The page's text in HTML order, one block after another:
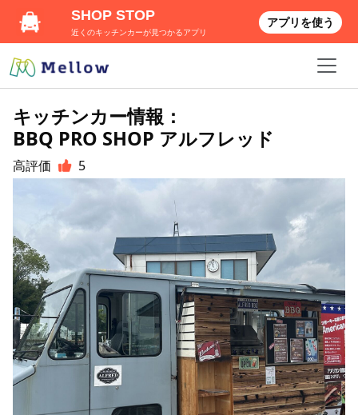
キッチンカー情報：
BBQ PRO SHOP アルフレッド
高評価 5
SHOP STOP
近くのキッチンカーが見つかるアプリ
アプリを使う